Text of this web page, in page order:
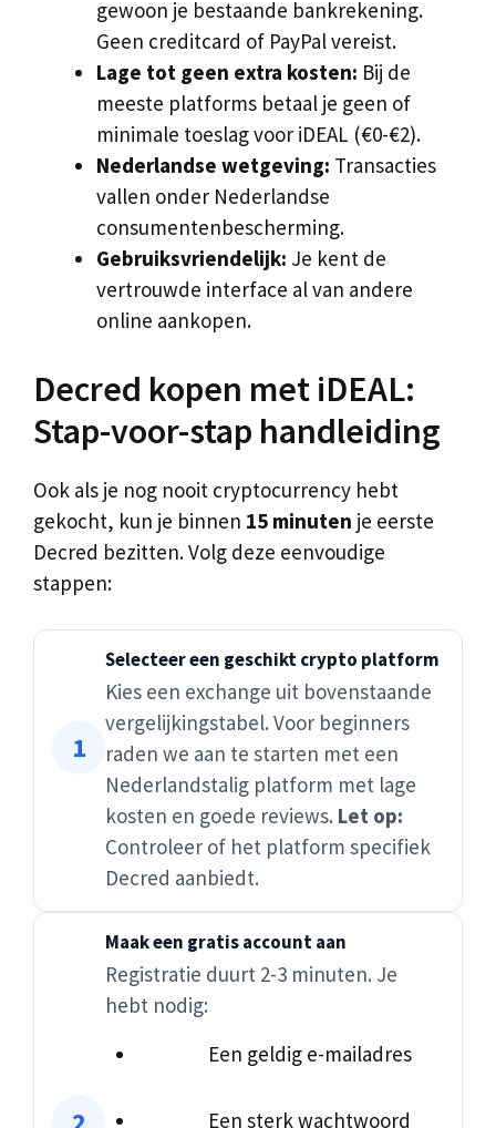
gewoon je bestaande bankrekening.
Geen creditcard of PayPal vereist.
Lage tot geen extra kosten: Bij de
meeste platforms betaal je geen of
minimale toeslag voor iDEAL (€0-€2).
Nederlandse wetgeving: Transacties
vallen onder Nederlandse
consumentenbescherming.
Gebruiksvriendelijk: Je kent de
vertrouwde interface al van andere
online aankopen.
Decred kopen met iDEAL:
Stap-voor-stap handleiding
Ook als je nog nooit cryptocurrency hebt
gekocht, kun je binnen 15 minuten je eerste
Decred bezitten. Volg deze eenvoudige
stappen:
Selecteer een geschikt crypto platform
Kies een exchange uit bovenstaande
vergelijkingstabel. Voor beginners
raden we aan te starten met een
Nederlandstalig platform met lage
kosten en goede reviews. Let op:
Controleer of het platform specifiek
Decred aanbiedt.
Maak een gratis account aan
Registratie duurt 2-3 minuten. Je
hebt nodig:
Een geldig e-mailadres
Een sterk wachtwoord